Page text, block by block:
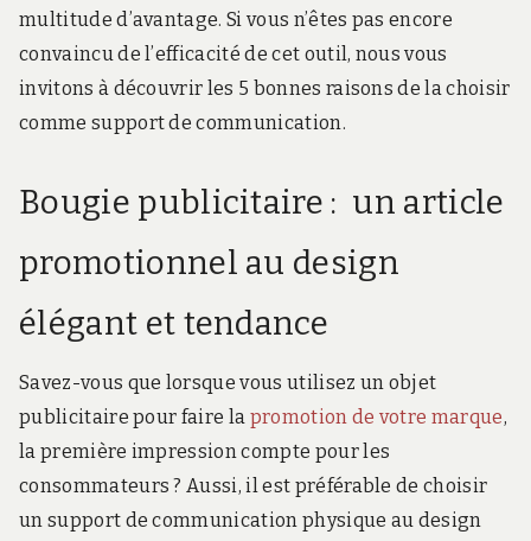
multitude d’avantage. Si vous n’êtes pas encore
convaincu de l’efficacité de cet outil, nous vous
invitons à découvrir les 5 bonnes raisons de la choisir
comme support de communication.
Bougie publicitaire : un article
promotionnel au design
élégant et tendance
Savez-vous que lorsque vous utilisez un objet
publicitaire pour faire la promotion de votre marque,
la première impression compte pour les
consommateurs ? Aussi, il est préférable de choisir
un support de communication physique au design